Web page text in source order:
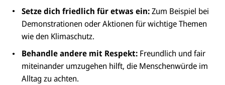
Setze dich friedlich für etwas ein:Zum Beispiel bei
Demonstrationen oder Aktionen für wichtige Themen
wie den Klimaschutz.
Behandle andere mit Respekt:Freundlich und fair
miteinander umzugehen hilft, die Menschenwürde im
Alltag zu achten.